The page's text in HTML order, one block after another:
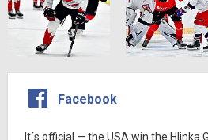
Facebook
It´s official — the USA win the Hlinka